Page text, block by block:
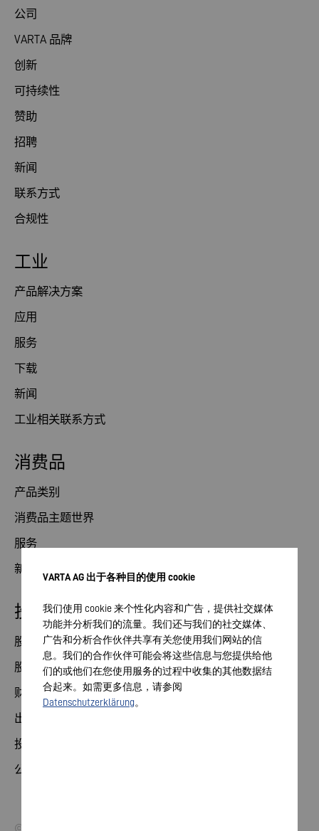
公司
VARTA 品牌
创新
可持续性
赞助
招聘
新闻
联系方式
合规性
消费品
产品类别
消费品主题世界
服务
新闻
工业
产品解决方案
应用
服务
下载
新闻
工业相关联系方式
投资者关系部
股票
股东大会
财务日历
出版物
投资者联系方式
公司治理
© 2026 VARTA AG.保留所有权利。
VARTA AG 出于各种目的使用 cookie
我们使用 cookie 来个性化内容和广告，提供社交媒体
功能并分析我们的流量。我们还与我们的社交媒体、
广告和分析合作伙伴共享有关您使用我们网站的信
息。我们的合作伙伴可能会将这些信息与您提供给他
们的或他们在您使用服务的过程中收集的其他数据结
合起来。如需更多信息，请参阅
Datenschutzerklärung。